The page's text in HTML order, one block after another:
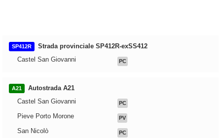
SP412R
Strada provinciale SP412R-exSS412
Castel San Giovanni
PC
A21
Autostrada A21
Castel San Giovanni
PC
Pieve Porto Morone PV
San Nicolò PC